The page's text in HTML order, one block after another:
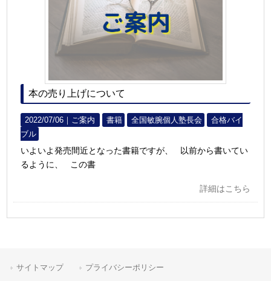
本の売り上げについて
2022/07/06｜ ご案内 書籍 全国敏腕個人塾長会
合格バイ
ブル
いよいよ発売間近となった書籍ですが、 以前から書いてい
るように、 この書
詳細はこちら
サイトマップ プライバシーポリシー